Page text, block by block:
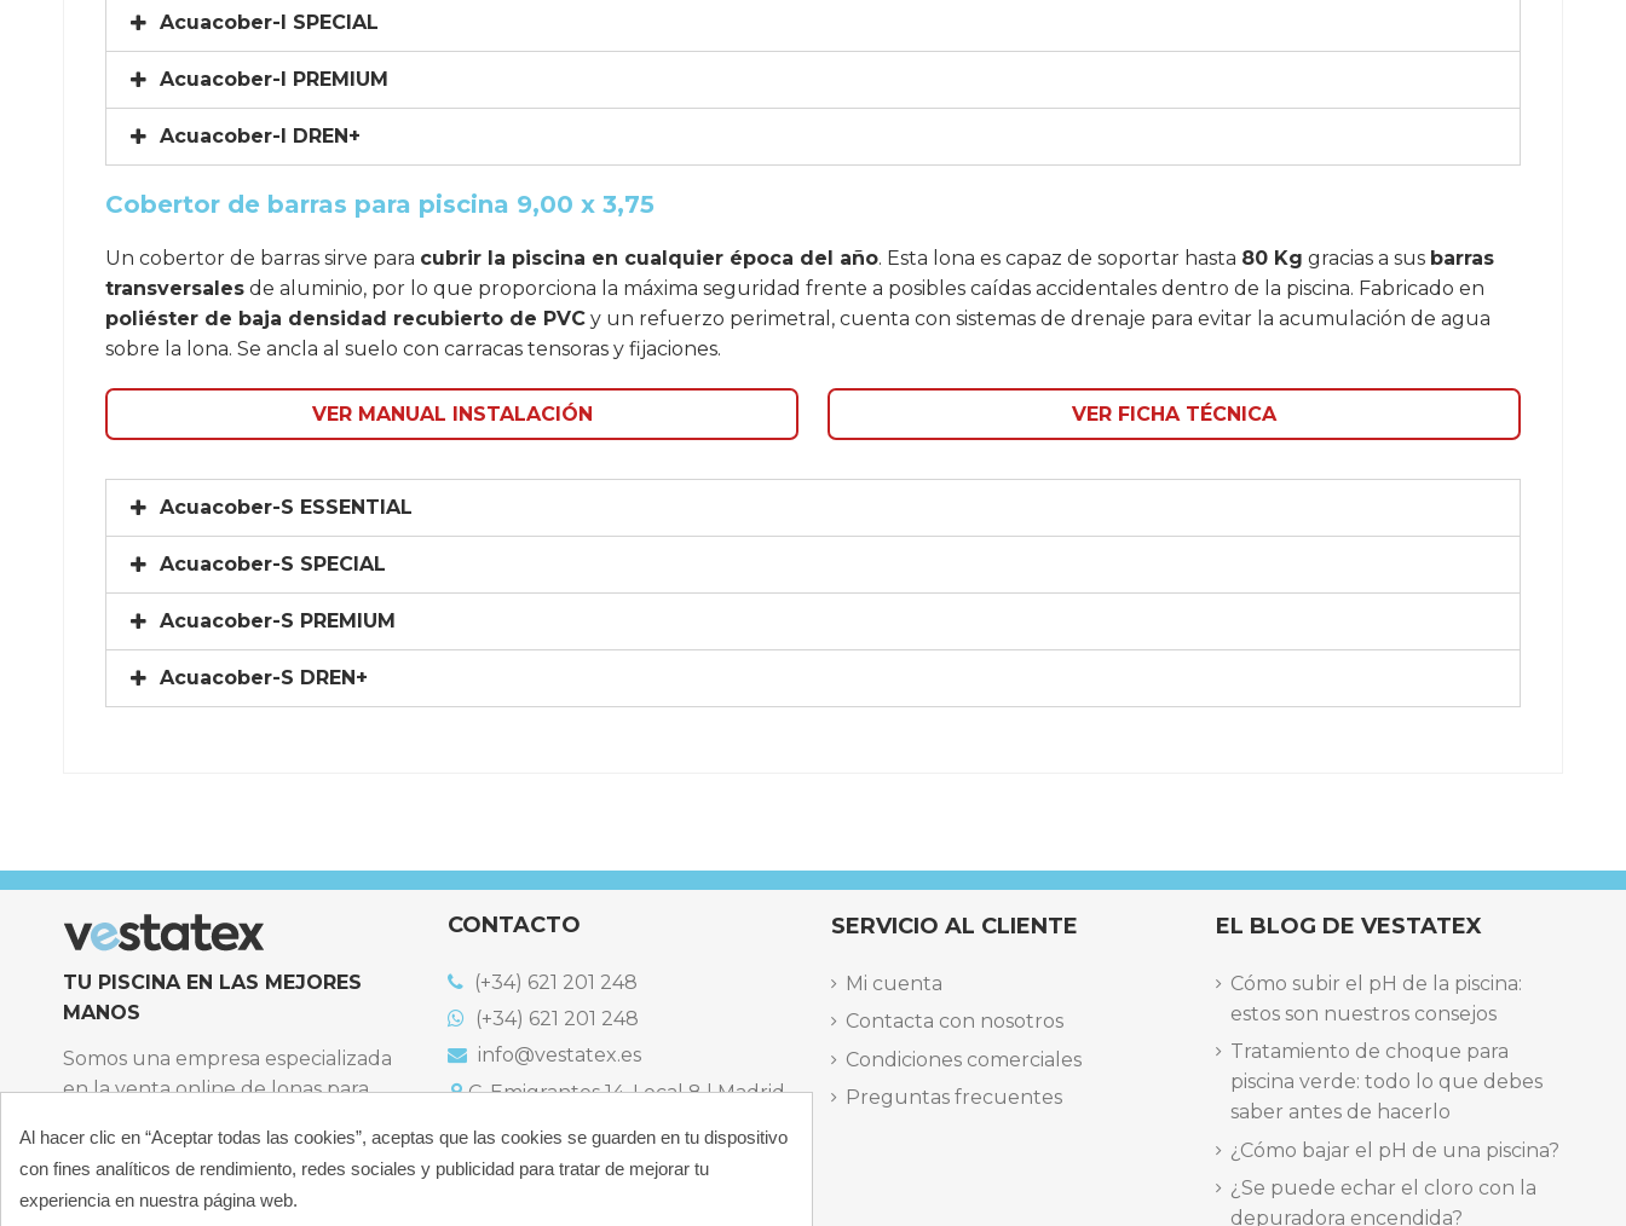
Acuacober-I SPECIAL
Acuacober-I PREMIUM
Acuacober-I DREN+
Cobertor de barras para piscina 9,00 x 3,75
Un cobertor de barras sirve para cubrir la piscina en cualquier época del año. Esta lona es capaz de soportar hasta 80 Kg gracias a sus barras
transversales de aluminio, por lo que proporciona la máxima seguridad frente a posibles caídas accidentales dentro de la piscina. Fabricado en
poliéster de baja densidad recubierto de PVC y un refuerzo perimetral, cuenta con sistemas de drenaje para evitar la acumulación de agua
sobre la lona. Se ancla al suelo con carracas tensoras y fijaciones.
VER MANUAL INSTALACIÓN VER FICHA TÉCNICA
Acuacober-S ESSENTIAL
Acuacober-S SPECIAL
Acuacober-S PREMIUM
Acuacober-S DREN+
TU PISCINA EN LAS MEJORES
MANOS
Somos una empresa especializada
en la venta online de lonas para
climatización, limpieza y
desinfección para piscinas privadas
particulares.
CONTACTO
(+34) 621 201 248
(+34) 621 201 248
info@vestatex.es
C. Emigrantes 14, Local 8 | Madrid,
Bulevard dels Musics, 11 | Alicante,
España
SERVICIO AL CLIENTE
Mi cuenta
Contacta con nosotros
Condiciones comerciales
Preguntas frecuentes
EL BLOG DE VESTATEX
Cómo subir el pH de la piscina:
estos son nuestros consejos
Tratamiento de choque para
piscina verde: todo lo que debes
saber antes de hacerlo
¿Cómo bajar el pH de una piscina?
¿Se puede echar el cloro con la
depuradora encendida?
Al hacer clic en “Aceptar todas las cookies”, aceptas que las cookies se guarden en tu dispositivo
con fines analíticos de rendimiento, redes sociales y publicidad para tratar de mejorar tu
experiencia en nuestra página web.